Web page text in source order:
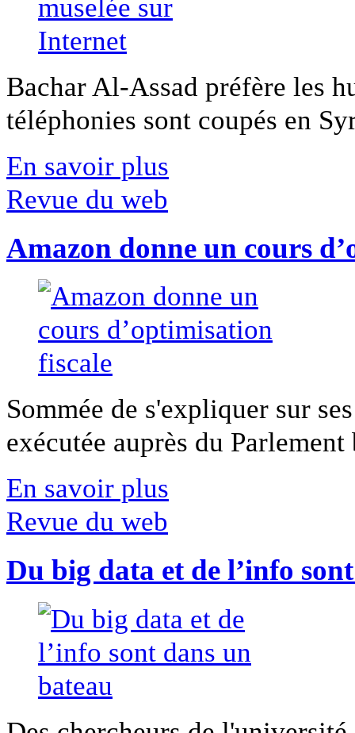
Bachar Al-Assad préfère les
téléphonies sont coupés en
En savoir plus
Revue du web
Amazon donne un cours
Sommée de s'expliquer sur
exécutée auprès du
En savoir plus
Revue du web
Du big data et de l’info